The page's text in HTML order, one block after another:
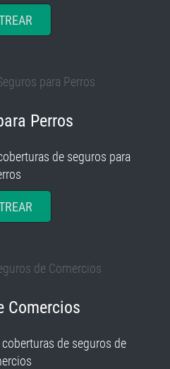
Perros
de seguros para
Comercios
de seguros de